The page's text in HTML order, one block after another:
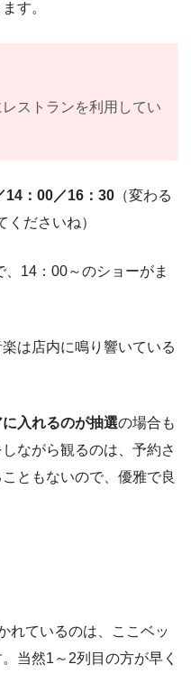
す。
ストランを利用してい
14：00／16：30 （変わる
ださいね）
14：00～のショーがま
は店内に鳴り響いている
入れるのが抽選の場合も
ながら観るのは、予約さ
ともないので、優雅で良
れているのは、ここベッ
当然1～2列目の方が早く